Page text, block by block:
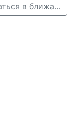
Глеб Никитин: «Строительство трамплина должно начаться в ближайшее время» →